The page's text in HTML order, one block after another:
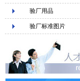
验厂用品
验厂标准图片